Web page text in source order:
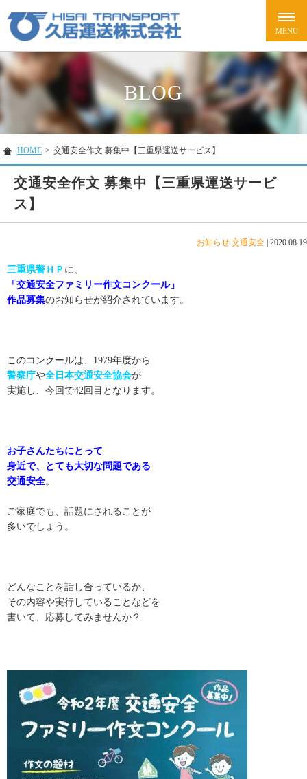
BLOG
HOME > 交通安全作文 募集中【三重県運送サービス】
交通安全作文 募集中【三重県運送サービ
ス】
お知らせ 交通安全 2020.08.19
三重県警ＨＰ に、
「交通安全ファミリー作文コンクール」
作品募集のお知らせが紹介されています。
このコンクールは、1979年度から
警察庁や全日本交通安全協会が
実施し、今回で42回目となります。
お子さんたちにとって
身近で、とても大切な問題である
交通安全。
ご家庭でも、話題にされることが
多いでしょう。
どんなことを話し合っているか、
その内容や実行していることなどを
書いて、応募してみませんか？